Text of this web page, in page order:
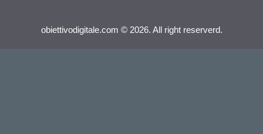
obiettivodigitale.com © 2026. All right reserverd.